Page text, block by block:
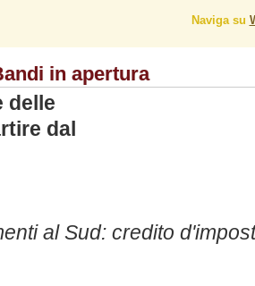
Naviga su
in apertura
delle
dal
al Sud: credito